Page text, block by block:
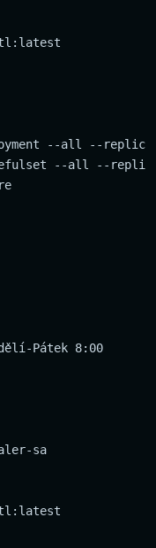
--all --
--all --
Pátek 8:00
sa